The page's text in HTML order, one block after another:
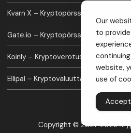
Kvarn X – Kryptopörssi
Gate.io – Kryptopörssi
Koinly – Kryptoverotus laskuri
Ellipal – Kryptovaluutta lompakko
Copyright © 2021-2026
Our
to
website,
use of
Accept